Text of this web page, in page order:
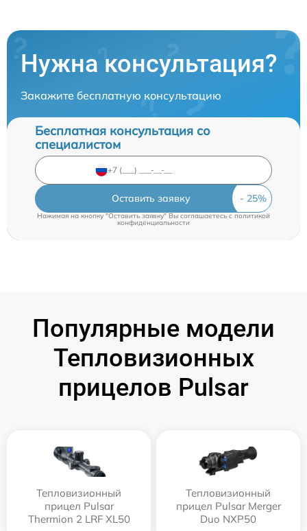
Нужна консультация?
Закажите бесплатную консультацию
Бесплатная консультация со
специалистом
Оставить заявку
Нажимая на кнопку "Оставить заявку" Вы соглашаетесь cполитикой
конфиденциальности
Популярные модели
Тепловизионных
прицелов Pulsar
Тепловизионный
прицел Pulsar
Thermion 2 LRF XL50
Тепловизионный
прицел Pulsar Merger
Duo NXP50